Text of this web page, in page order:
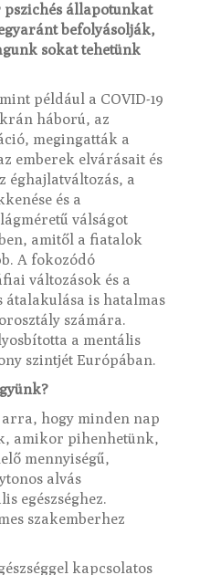
pszichés állapotunkat
befolyásolják,
sokat tehetünk
például a COVID-19
háború, az
megingatták a
emberek elvárásait és
éghajlatváltozás, a
és a
válságot
amitől a fiatalok
A fokozódó
változások és a
is hatalmas
számára.
a mentális
szintjét Európában.
hogy minden nap
amikor pihenhetünk,
mennyiségű,
alvás
egészséghez.
szakemberhez
kapcsolatos